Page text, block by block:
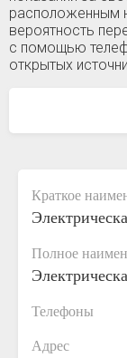
расположенным
вероятность
с помощью
открытых
Краткое
Полное
Телефоны
Адрес